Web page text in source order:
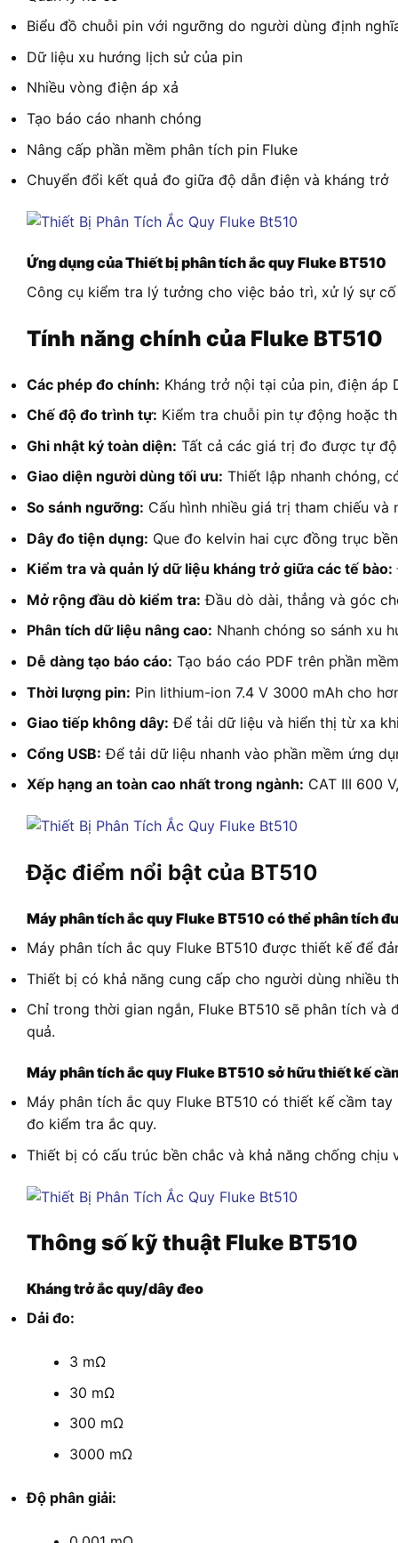
Biểu đồ chuỗi pin với ngưỡng do người dùng định
Dữ liệu xu hướng lịch sử của pin
Nhiều vòng điện áp xả
Tạo báo cáo nhanh chóng
Nâng cấp phần mềm phân tích pin Fluke
Chuyển đổi kết quả đo giữa độ dẫn điện và kháng trở
Ứng dụng của Thiết bị phân tích ắc quy Fluke BT510
Công cụ kiểm tra lý tưởng cho việc bảo trì, xử lý sự
Tính năng chính của Fluke BT510
Các phép đo chính: Kháng trở nội tại của pin, điện áp
Chế độ đo trình tự: Kiểm tra chuỗi pin tự động hoặc
Ghi nhật ký toàn diện: Tất cả các giá trị đo được tự
Giao diện người dùng tối ưu: Thiết lập nhanh chóng,
So sánh ngưỡng: Cấu hình nhiều giá trị tham chiếu
Dây đo tiện dụng: Que đo kelvin hai cực đồng trục
Kiểm tra và quản lý dữ liệu kháng trở giữa các tế bào:
Mở rộng đầu dò kiểm tra: Đầu dò dài, thẳng và góc
Phân tích dữ liệu nâng cao: Nhanh chóng so sánh xu
Dễ dàng tạo báo cáo: Tạo báo cáo PDF trên phần
Thời lượng pin: Pin lithium-ion 7.4 V 3000 mAh cho
Giao tiếp không dây: Để tải dữ liệu và hiển thị từ xa
Cổng USB: Để tải dữ liệu nhanh vào phần mềm ứng
Xếp hạng an toàn cao nhất trong ngành: CAT III 600
Đặc điểm nổi bật của BT510
Máy phân tích ắc quy Fluke BT510 có thể phân tích
Máy phân tích ắc quy Fluke BT510 được thiết kế để
Thiết bị có khả năng cung cấp cho người dùng nhiều
Chỉ trong thời gian ngắn, Fluke BT510 sẽ phân tích
quả.
Máy phân tích ắc quy Fluke BT510 sở hữu thiết kế
Máy phân tích ắc quy Fluke BT510 có thiết kế cầm
đo kiểm tra ắc quy.
Thiết bị có cấu trúc bền chắc và khả năng chống
Thông số kỹ thuật Fluke BT510
Kháng trở ắc quy/dây đeo
Dải đo:
3 mΩ
30 mΩ
300 mΩ
3000 mΩ
Độ phân giải: